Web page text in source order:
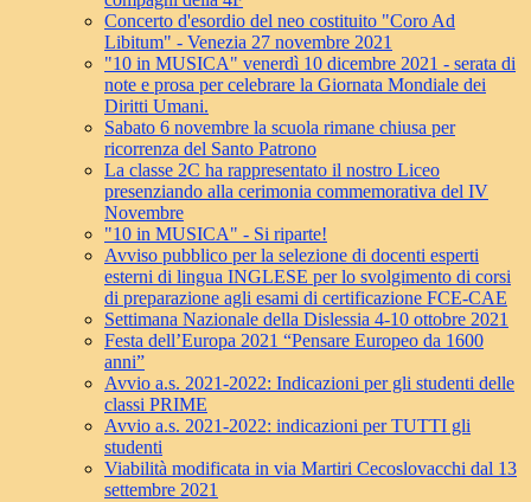
Concerto d'esordio del neo costituito "Coro Ad
Libitum" - Venezia 27 novembre 2021
"10 in MUSICA" venerdì 10 dicembre 2021 - serata di
note e prosa per celebrare la Giornata Mondiale dei
Diritti Umani.
Sabato 6 novembre la scuola rimane chiusa per
ricorrenza del Santo Patrono
La classe 2C ha rappresentato il nostro Liceo
presenziando alla cerimonia commemorativa del IV
Novembre
"10 in MUSICA" - Si riparte!
Avviso pubblico per la selezione di docenti esperti
esterni di lingua INGLESE per lo svolgimento di corsi
di preparazione agli esami di certificazione FCE-CAE
Settimana Nazionale della Dislessia 4-10 ottobre 2021
Festa dell’Europa 2021 “Pensare Europeo da 1600
anni”
Avvio a.s. 2021-2022: Indicazioni per gli studenti delle
classi PRIME
Avvio a.s. 2021-2022: indicazioni per TUTTI gli
studenti
Viabilità modificata in via Martiri Cecoslovacchi dal 13
settembre 2021